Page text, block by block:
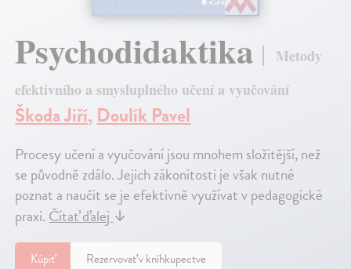
Psychodidaktika
Metody
efektivního a smysluplného učení a vyučování
Škoda Jiří,Doulík Pavel
Procesy učení a vyučování jsou mnohem složitější, než
se původně zdálo. Jejich zákonitosti je však nutné
poznat a naučit se je efektivně využívat v pedagogické
praxi.Čítať ďalej↓
Kúpiť Rezervovať v kníhkupectve